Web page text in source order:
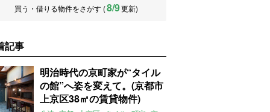
買う・借りる物件をさがす (8/9更新)
記事
明治時代の京町家が“タイル
の館”へ姿を変えて。(京都市
上京区38㎡の賃貸物件)